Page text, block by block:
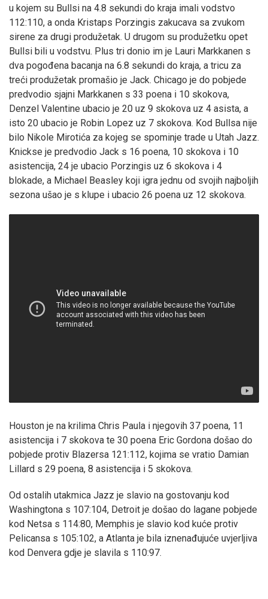
u kojem su Bullsi na 4.8 sekundi do kraja imali vodstvo
112:110, a onda Kristaps Porzingis zakucava sa zvukom
sirene za drugi produžetak. U drugom su produžetku opet
Bullsi bili u vodstvu. Plus tri donio im je Lauri Markkanen s
dva pogođena bacanja na 6.8 sekundi do kraja, a tricu za
treći produžetak promašio je Jack. Chicago je do pobjede
predvodio sjajni Markkanen s 33 poena i 10 skokova,
Denzel Valentine ubacio je 20 uz 9 skokova uz 4 asista, a
isto 20 ubacio je Robin Lopez uz 7 skokova. Kod Bullsa nije
bilo Nikole Mirotića za kojeg se spominje trade u Utah Jazz.
Knickse je predvodio Jack s 16 poena, 10 skokova i 10
asistencija, 24 je ubacio Porzingis uz 6 skokova i 4
blokade, a Michael Beasley koji igra jednu od svojih najboljih
sezona ušao je s klupe i ubacio 26 poena uz 12 skokova.
Houston je na krilima Chris Paula i njegovih 37 poena, 11
asistencija i 7 skokova te 30 poena Eric Gordona došao do
pobjede protiv Blazersa 121:112, kojima se vratio Damian
Lillard s 29 poena, 8 asistencija i 5 skokova.
Od ostalih utakmica Jazz je slavio na gostovanju kod
Washingtona s 107:104, Detroit je došao do lagane pobjede
kod Netsa s 114:80, Memphis je slavio kod kuće protiv
Pelicansa s 105:102, a Atlanta je bila iznenađujuće uvjerljiva
kod Denvera gdje je slavila s 110:97.